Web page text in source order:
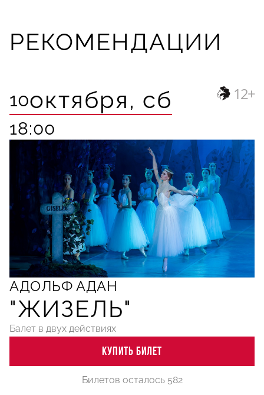
РЕКОМЕНДАЦИИ
10октября, сб
18:00
АДОЛЬФ АДАН
"ЖИЗЕЛЬ"
Балет в двух действиях
12+
КУПИТЬ БИЛЕТ
Билетов осталось 582